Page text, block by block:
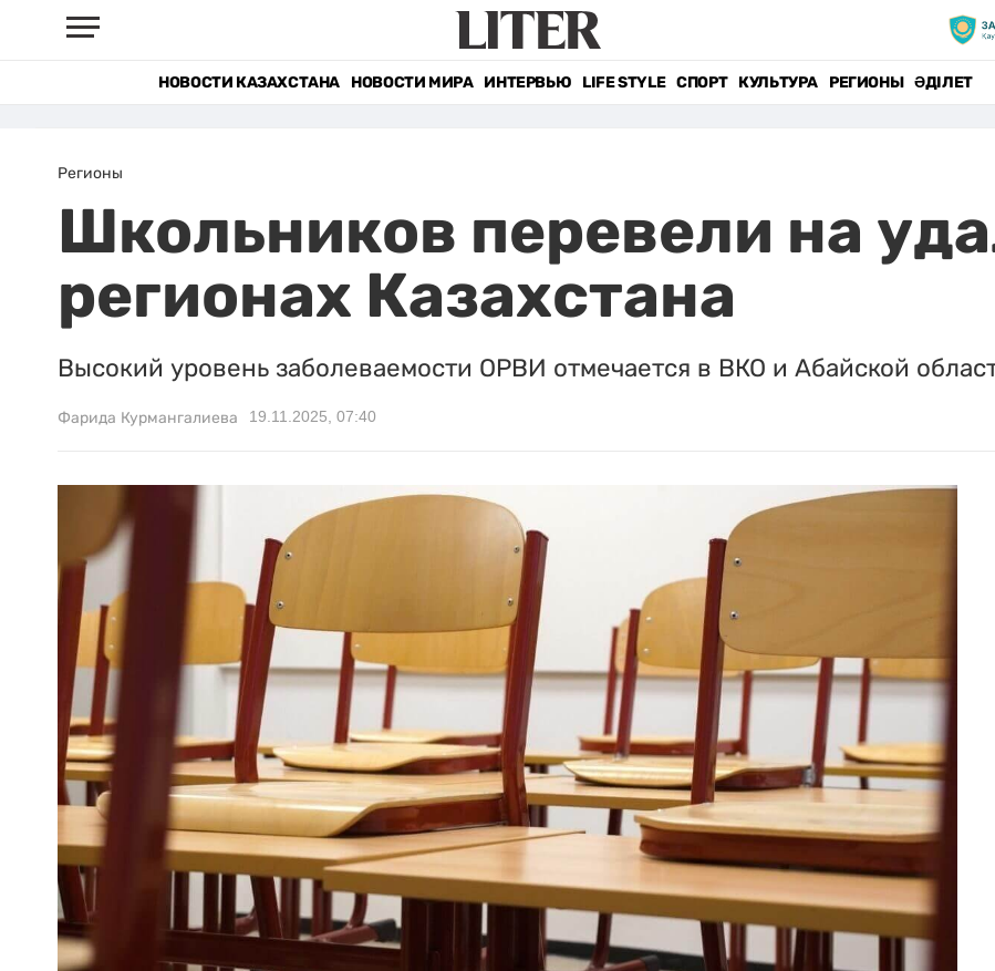
НОВОСТИ КАЗАХСТАНА НОВОСТИ МИРА ИНТЕРВЬЮ LIFE STYLE СПОРТ КУЛЬТУРА РЕГИОНЫ ӘДІЛЕТ
Регионы
Школьников перевели на
регионах Казахстана
Высокий уровень заболеваемости ОРВИ отмечается в ВКО и Абайской
Фарида Курмангалиева 19.11.2025, 07:40